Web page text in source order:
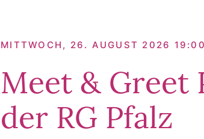
MITTWOCH, 26. AUGUST 2026
Meet & Greet
der RG Pfalz